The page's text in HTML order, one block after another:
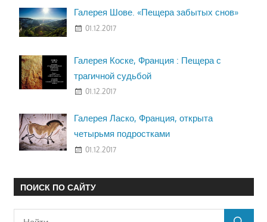
Галерея Шове. «Пещера забытых снов»
01.12.2017
Галерея Коске, Франция : Пещера с
трагичной судьбой
01.12.2017
Галерея Ласко, Франция, открыта
четырьмя подростками
01.12.2017
ПОИСК ПО САЙТУ